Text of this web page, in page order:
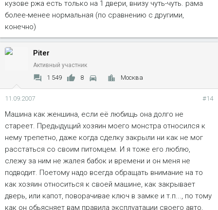
кузове ржа есть только на 1 двери, внизу чуть-чуть. рама
более-менее нормальная (по сравнению с другими,
конечно)
Piter
Активный участник
1 549 8 Москва
11.09.2007 #14
Машина как женшина, если её любищь она долго не
стареет. Предыдущий хозяин моего монстра относился к
нему трепетно, даже когда сделку закрыли ни как не мог
расстаться со своим питомцем. И я тоже его люблю,
слежу за ним не жалея бабок и времени и он меня не
подводит. Поетому надо всегда обращать внимание на то
как хозяин относиться к своей машине, как закрывает
дверь, или капот, поворачивае ключ в замке и т.п..., по тому
как он обьясняет вам правила эксплуатации своего авто,